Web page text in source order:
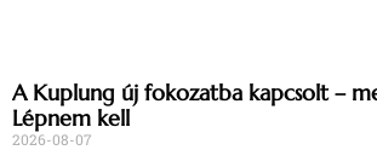
A Kuplung új fokozatba kapcsolt –
Lépnem kell
2026-08-07